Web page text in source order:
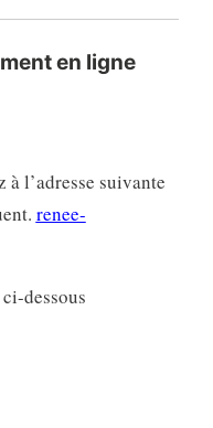
en ligne
l’adresse suivante
renee-
dessous